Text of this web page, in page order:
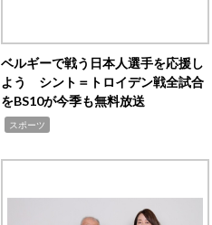
ベルギーで戦う日本人選手を応援し
よう シント＝トロイデン戦全試合
をBS10が今季も無料放送
スポーツ